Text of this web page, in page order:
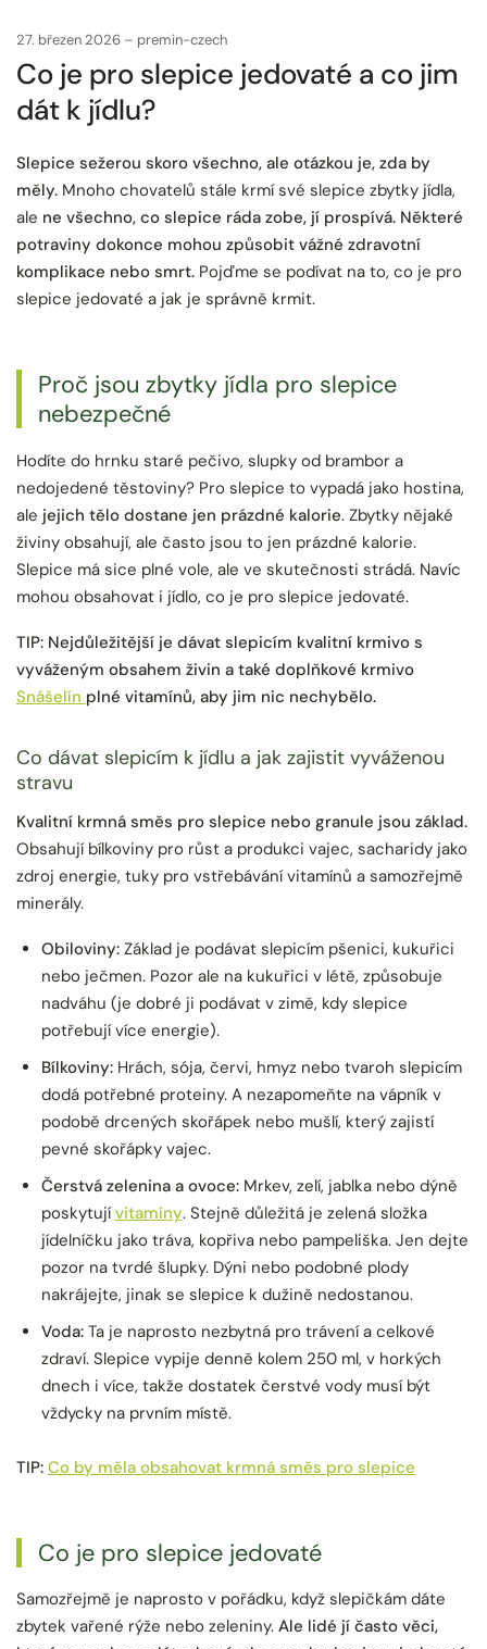
27. březen 2026 premin-czech
Co je pro slepice jedovaté a co jim
dát k jídlu?
Slepice sežerou skoro všechno, ale otázkou je, zda by
měly. Mnoho chovatelů stále krmí své slepice zbytky jídla,
ale ne všechno, co slepice ráda zobe, jí prospívá. Některé
potraviny dokonce mohou způsobit vážné zdravotní
komplikace nebo smrt. Pojďme se podívat na to, co je pro
slepice jedovaté a jak je správně krmit.
Proč jsou zbytky jídla pro slepice
nebezpečné
Hodíte do hrnku staré pečivo, slupky od brambor a
nedojedené těstoviny? Pro slepice to vypadá jako hostina,
ale jejich tělo dostane jen prázdné kalorie. Zbytky nějaké
živiny obsahují, ale často jsou to jen prázdné kalorie.
Slepice má sice plné vole, ale ve skutečnosti strádá. Navíc
mohou obsahovat i jídlo, co je pro slepice jedovaté.
TIP: Nejdůležitější je dávat slepicím kvalitní krmivo s
vyváženým obsahem živin a také doplňkové krmivo
Snášelín plné vitamínů, aby jim nic nechybělo.
Co dávat slepicím k jídlu a jak zajistit vyváženou
stravu
Kvalitní krmná směs pro slepice nebo granule jsou základ.
Obsahují bílkoviny pro růst a produkci vajec, sacharidy jako
zdroj energie, tuky pro vstřebávání vitamínů a samozřejmě
minerály.
Obiloviny: Základ je podávat slepicím pšenici, kukuřici
nebo ječmen. Pozor ale na kukuřici v létě, způsobuje
nadváhu (je dobré ji podávat v zimě, kdy slepice
potřebují více energie).
Bílkoviny:Hrách, sója, červi, hmyz nebo tvaroh slepicím
dodá potřebné proteiny. A nezapomeňte na vápník v
podobě drcených skořápek nebo mušlí, který zajistí
pevné skořápky vajec.
Čerstvá zelenina a ovoce: Mrkev, zelí, jablka nebo dýně
poskytujívitamíny. Stejně důležitá je zelená složka
jídelníčku jako tráva, kopřiva nebo pampeliška. Jen dejte
pozor na tvrdé šlupky. Dýni nebo podobné plody
nakrájejte, jinak se slepice k dužině nedostanou.
Voda: Ta je naprosto nezbytná pro trávení a celkové
zdraví. Slepice vypije denně kolem 250 ml, v horkých
dnech i více, takže dostatek čerstvé vody musí být
vždycky na prvním místě.
TIP: Co by měla obsahovat krmná směs pro slepice
Co je pro slepice jedovaté
Samozřejmě je naprosto v pořádku, když slepičkám dáte
zbytek vařené rýže nebo zeleniny. Ale lidé jí často věci,